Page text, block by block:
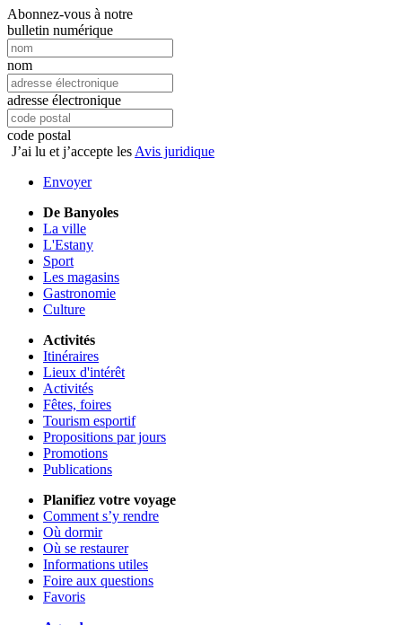
Abonnez-vous à notre
bulletin numérique
nom
adresse électronique
code postal
J’ai lu et j’accepte les Avis juridique
Envoyer
De Banyoles
La ville
L'Estany
Sport
Les magasins
Gastronomie
Culture
Activités
Itinéraires
Lieux d'intérêt
Activités
Fêtes, foires
Tourism esportif
Propositions par jours
Promotions
Publications
Planifiez votre voyage
Comment s’y rendre
Où dormir
Où se restaurer
Informations utiles
Foire aux questions
Favoris